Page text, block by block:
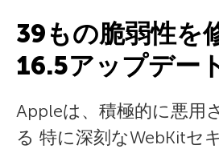
39もの脆弱性を
16.5アップデー
Appleは、積極的に悪用
る 特に深刻なWebKitセ